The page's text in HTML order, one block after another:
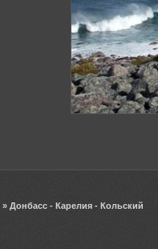
» Донбасс - Карелия - Кольский